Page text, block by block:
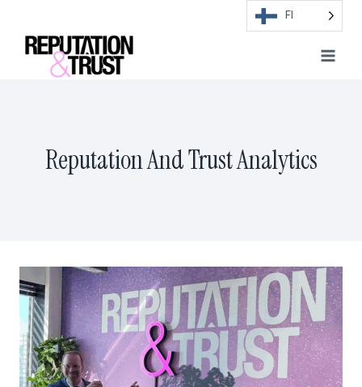
content
FI
Reputation And Trust Analytics